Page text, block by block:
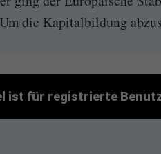
die Kapitalbildung
ist für registrierte